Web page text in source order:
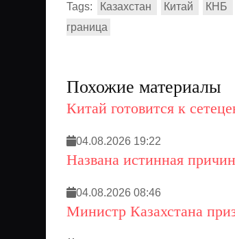
Tags: Казахстан Китай КНБ
граница
Похожие материалы
Китай готовится к
04.08.2026 19:22
Названа истинная
04.08.2026 08:46
Министр Казахстана